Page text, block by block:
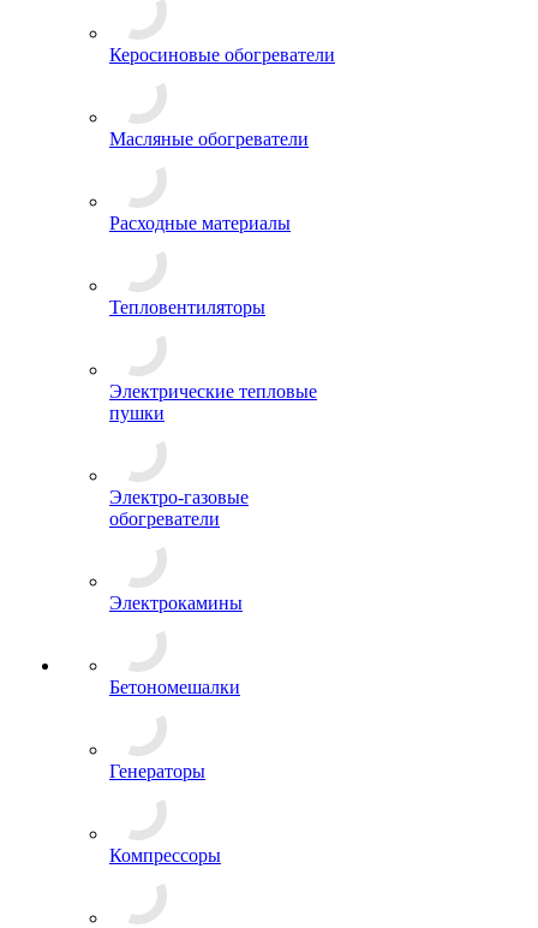
Керосиновые обогреватели
Масляные обогреватели
Расходные материалы
Тепловентиляторы
Электрические тепловые
пушки
Электро-газовые
обогреватели
Электрокамины
Бетономешалки
Генераторы
Компрессоры